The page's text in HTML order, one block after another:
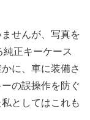
せんが、写真を
正キーケース
に、車に装備さ
の誤操作を防ぐ
としてはこれも